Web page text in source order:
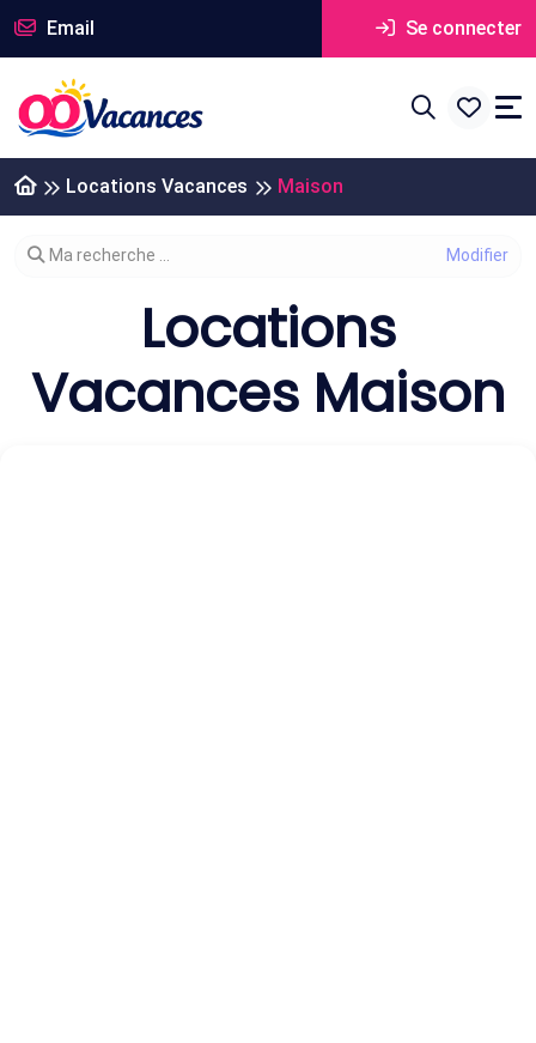
Email Se connecter
Locations Vacances Maison
Modifier votre recherche
Ma recherche ...
Locations
Vacances Maison